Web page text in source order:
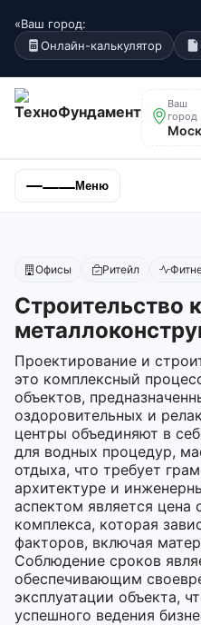
«Ваш город:
Онлайн-калькулятор
Ваш
город
Меню
Офисы Ритейл
Строительство
Проектирование и
это комплексный
объектов,
оздоровительных и
центры объединяют в
для водных процедур,
отдыха, что требует
архитектуре и
аспектом является цена
комплекса, которая
факторов, включая
Соблюдение сроков
обеспечивающим
эксплуатации объекта,
успешного ведения